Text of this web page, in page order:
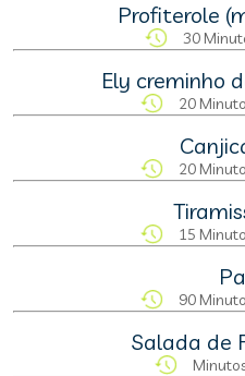
Profiterole
30
Ely creminho
20
20
15
90
Salada de